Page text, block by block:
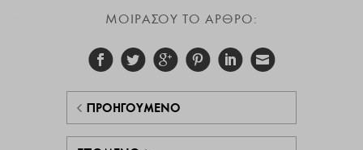
ΜΟΙΡΑΣΟΥ ΤΟ ΑΡΘΡΟ:
ΠΡΟΗΓΟΎΜΕΝΟ